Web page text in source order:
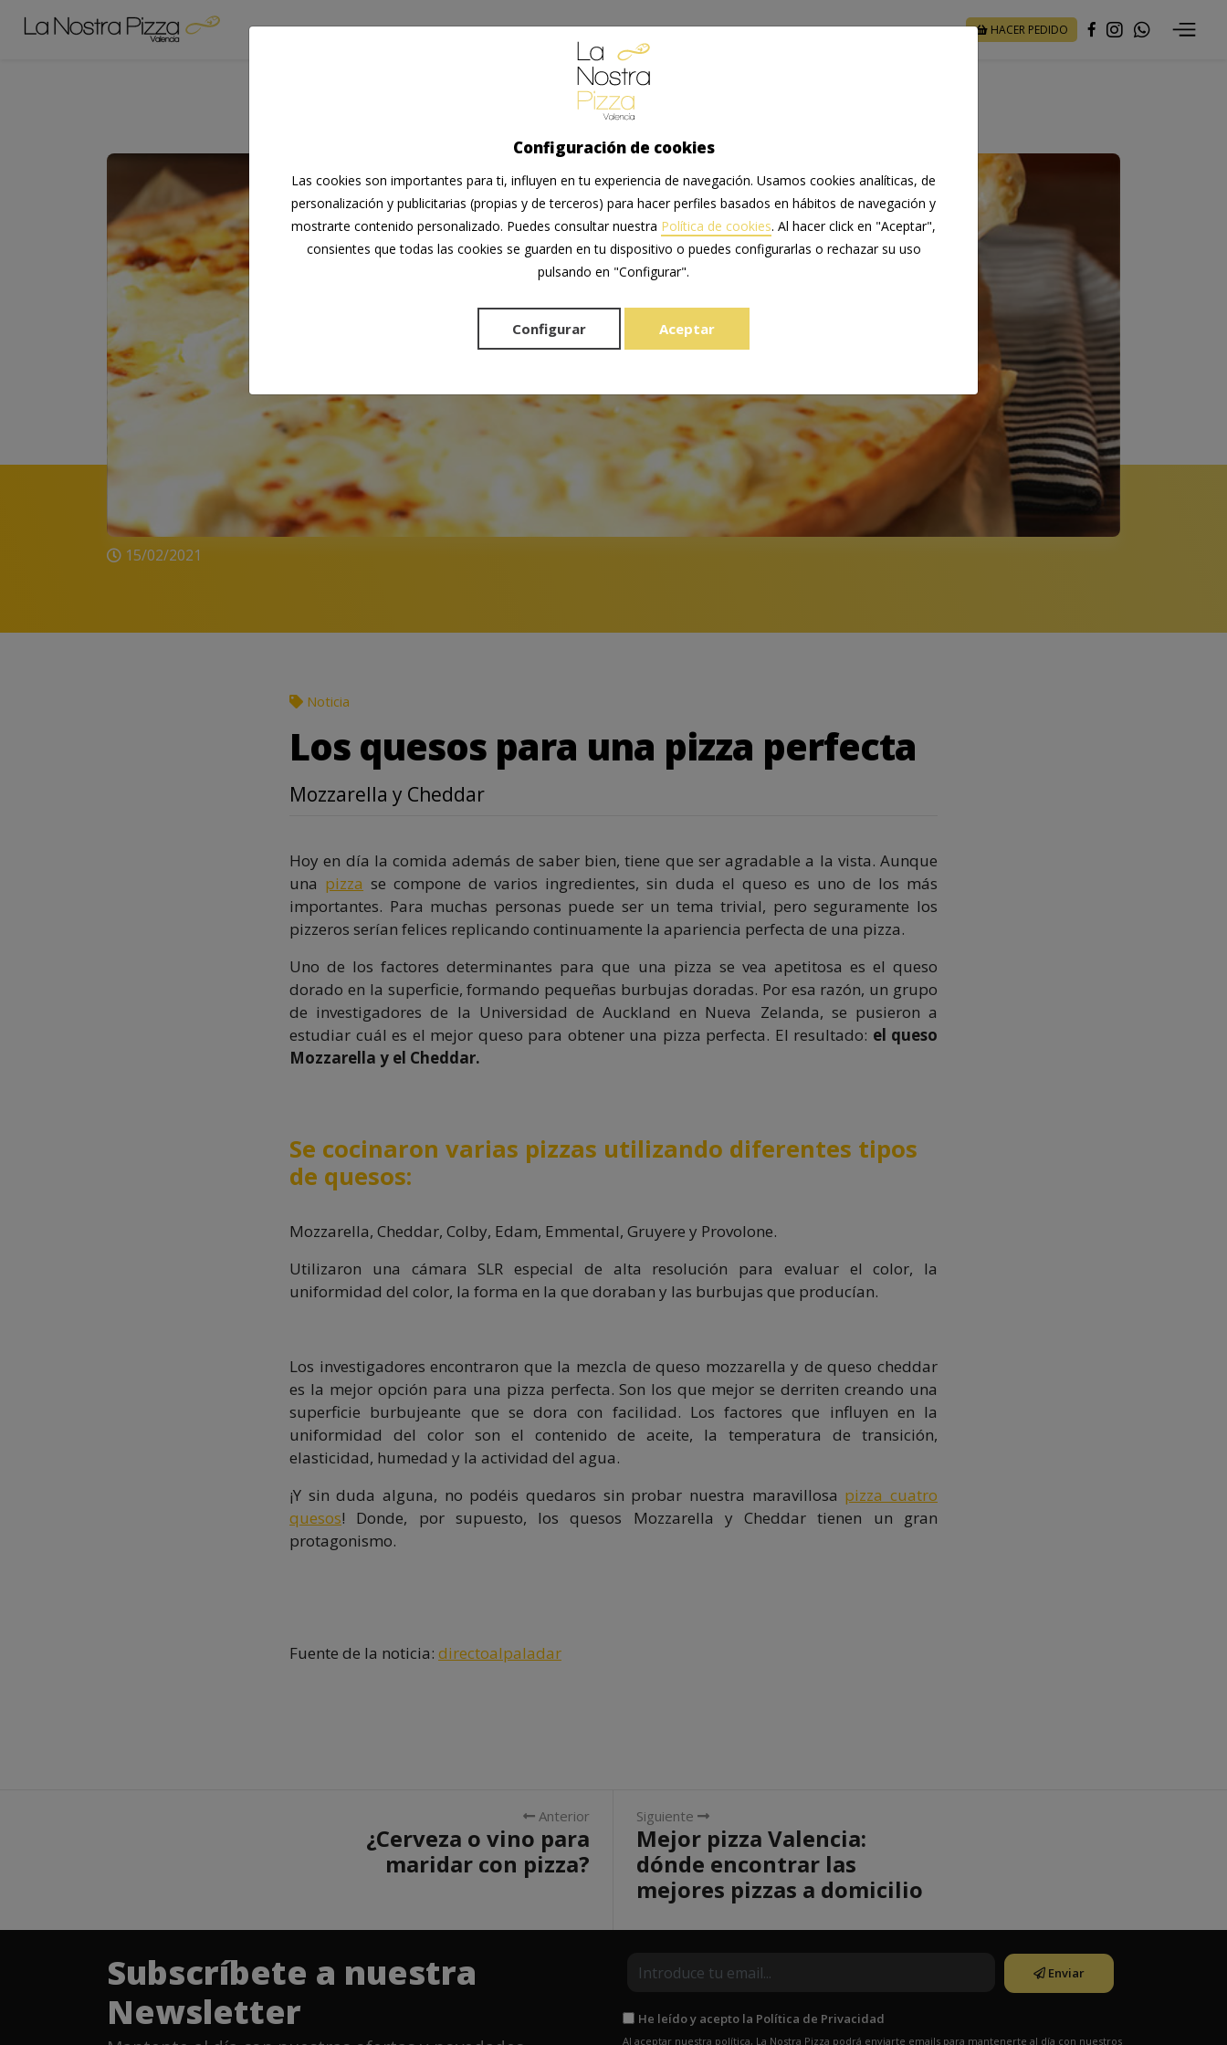
Configuración de cookies
Las cookies son importantes para ti, influyen en tu experiencia de navegación. Usamos cookies analíticas, de
personalización y publicitarias (propias y de terceros) para hacer perfiles basados en hábitos de navegación y
mostrarte contenido personalizado. Puedes consultar nuestra Política de cookies. Al hacer click en "Aceptar",
consientes que todas las cookies se guarden en tu dispositivo o puedes configurarlas o rechazar su uso
pulsando en "Configurar".
Configurar Aceptar
HACER PEDIDO
Los quesos para una pizza perfecta
15/02/2021
Noticia
Los quesos para una pizza perfecta
Mozzarella y Cheddar
Hoy en día la comida además de saber bien, tiene que ser agradable a la vista. Aunque
una pizza se compone de varios ingredientes, sin duda el queso es uno de los más
importantes. Para muchas personas puede ser un tema trivial, pero seguramente los
pizzeros serían felices replicando continuamente la apariencia perfecta de una pizza.
Uno de los factores determinantes para que una pizza se vea apetitosa es el queso
dorado en la superficie, formando pequeñas burbujas doradas. Por esa razón, un grupo
de investigadores de la Universidad de Auckland en Nueva Zelanda, se pusieron a
estudiar cuál es el mejor queso para obtener una pizza perfecta. El resultado: el queso
Mozzarella y el Cheddar.
Se cocinaron varias pizzas utilizando diferentes tipos
de quesos:
Mozzarella, Cheddar, Colby, Edam, Emmental, Gruyere y Provolone.
Utilizaron una cámara SLR especial de alta resolución para evaluar el color, la
uniformidad del color, la forma en la que doraban y las burbujas que producían.
Los investigadores encontraron que la mezcla de queso mozzarella y de queso cheddar
es la mejor opción para una pizza perfecta. Son los que mejor se derriten creando una
superficie burbujeante que se dora con facilidad. Los factores que influyen en la
uniformidad del color son el contenido de aceite, la temperatura de transición,
elasticidad, humedad y la actividad del agua.
¡Y sin duda alguna, no podéis quedaros sin probar nuestra maravillosa pizza cuatro
quesos! Donde, por supuesto, los quesos Mozzarella y Cheddar tienen un gran
protagonismo.
Fuente de la noticia: directoalpaladar
Anterior
¿Cerveza o vino para
maridar con pizza?
Siguiente
Mejor pizza Valencia:
dónde encontrar las
mejores pizzas a domicilio
Subscríbete a nuestra
Newsletter
Enviar
He leído y acepto la Política de Privacidad
Al aceptar nuestra política, La Nostra Pizza podrá enviarte emails para mantenerte al día con nuestros